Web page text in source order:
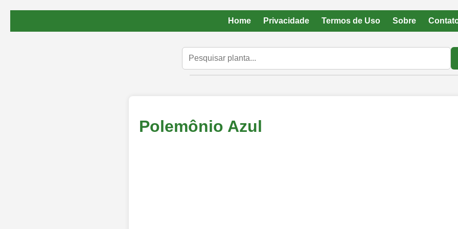
Home Privacidade Termos de Uso Sobre
Polemônio Azul